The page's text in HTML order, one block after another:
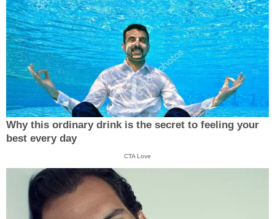
Why this ordinary drink is the secret to feeling your
best every day
CTA Love